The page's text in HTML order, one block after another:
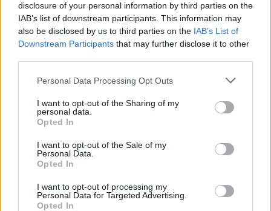
disclosure of your personal information by third parties on the
IAB’s list of downstream participants. This information may
also be disclosed by us to third parties on the IAB’s List of
Downstream Participants that may further disclose it to other
Please note that this website/app uses one or more Google
not limited to your visit or usage behaviour. You may click to
grant or deny consent to Google and its third-party tags to
use your data for below specified purposes in below Google
consent section.
Personal Data Processing Opt Outs
I want to opt-out of the Sharing of my
personal data.
Opted In
I want to opt-out of the Sale of my
Personal Data.
Opted In
I want to opt-out of processing my
Personal Data for Targeted Advertising.
Opted In
Meteo Olbia 7 agosto, sole e caldo tornano
protagonisti
fine agosto
Aggius conquista la classifica delle mete più